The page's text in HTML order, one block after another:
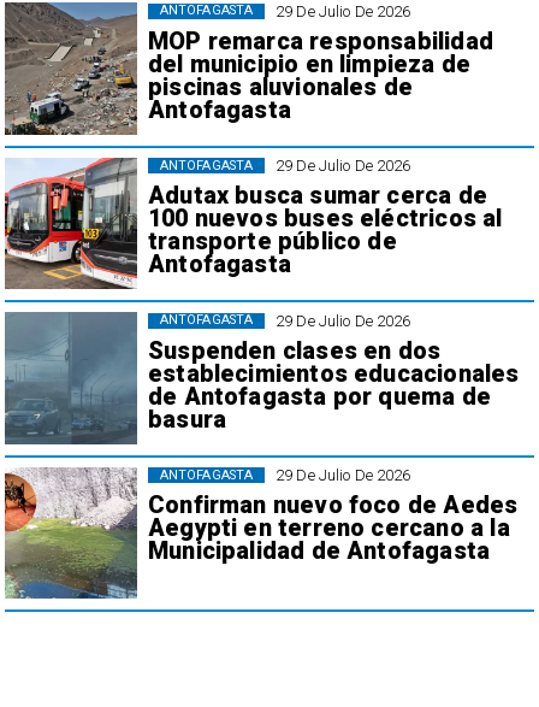
29 De Julio De 2026
MOP remarca responsabilidad
del municipio en limpieza de
piscinas aluvionales de
Antofagasta
ANTOFAGASTA
29 De Julio De 2026
Adutax busca sumar cerca de
100 nuevos buses eléctricos al
transporte público de
Antofagasta
ANTOFAGASTA
29 De Julio De 2026
Suspenden clases en dos
establecimientos educacionales
de Antofagasta por quema de
basura
ANTOFAGASTA
29 De Julio De 2026
Confirman nuevo foco de Aedes
Aegypti en terreno cercano a la
Municipalidad de Antofagasta
ANTOFAGASTA